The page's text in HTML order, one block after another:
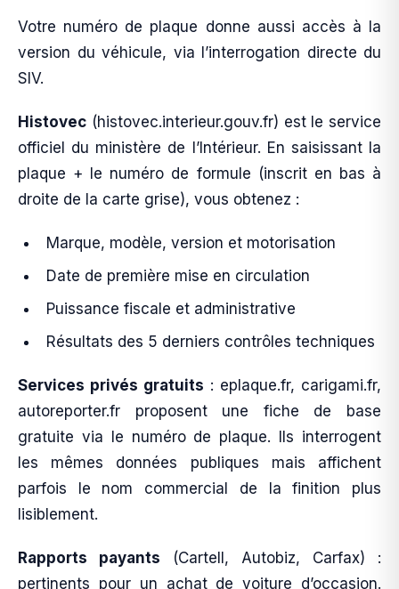
Votre numéro de plaque donne aussi accès à la
version du véhicule, via l’interrogation directe du
SIV.
Histovec (histovec.interieur.gouv.fr) est le service
officiel du ministère de l’Intérieur. En saisissant la
plaque + le numéro de formule (inscrit en bas à
droite de la carte grise), vous obtenez :
Marque, modèle, version et motorisation
Date de première mise en circulation
Puissance fiscale et administrative
Résultats des 5 derniers contrôles techniques
Services privés gratuits : eplaque.fr, carigami.fr,
autoreporter.fr proposent une fiche de base
gratuite via le numéro de plaque. Ils interrogent
les mêmes données publiques mais affichent
parfois le nom commercial de la finition plus
lisiblement.
Rapports payants (Cartell, Autobiz, Carfax) :
pertinents pour un achat de voiture d’occasion.